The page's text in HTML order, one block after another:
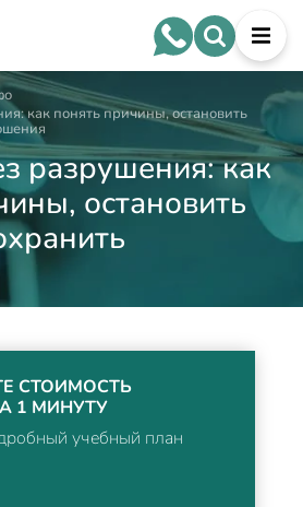
как понять причины, остановить
разрушения: как
остановить
СТОИМОСТЬ
1 МИНУТУ
учебный план